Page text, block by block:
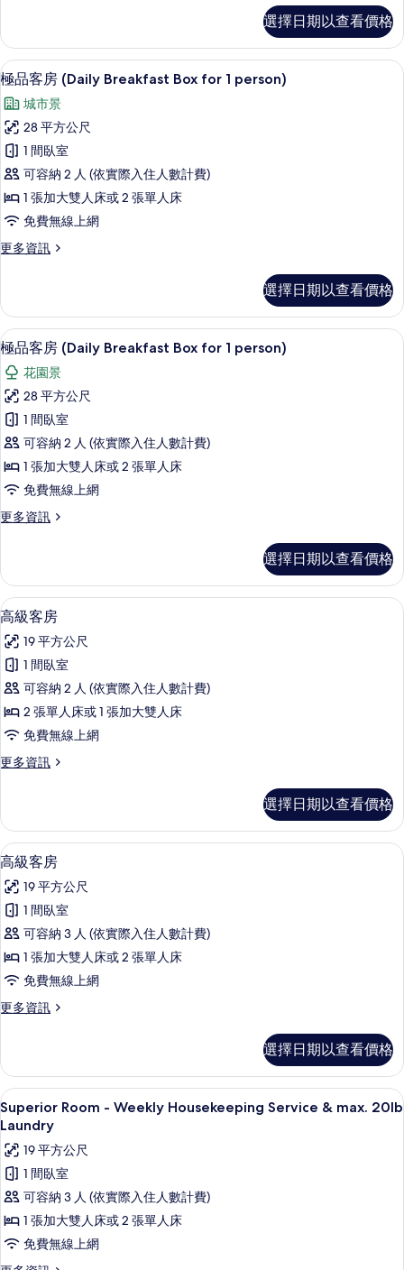
相
片
客
房
的
情
選擇日期以查看價格
顯
示
極
品
客
房
(Daily
Breakfast
Box
person)
的
所
有
相
片
低過敏寢具、羽絨被、迷你吧、客房
8
極品客房 (Daily Breakfast Box for 1 person)
城市景
28 平方公尺
1 間臥室
可容納 2 人 (依實際入住人數計費)
1 張加大雙人床或 2 張單人床
免費無線上網
更多資訊
更
客
房
(Daily
Box
for
person)
的
詳
情
選擇日期以查看價格
顯
示
極
品
客
房
(Daily
Breakfast
Box
person)
的
所
有
相
片
低過敏寢具、羽絨被、迷你吧、客房
10
極品客房 (Daily Breakfast Box for 1 person)
花園景
28 平方公尺
1 間臥室
可容納 2 人 (依實際入住人數計費)
1 張加大雙人床或 2 張單人床
免費無線上網
更多資訊
更
客
房
(Daily
Box
for
person)
的
詳
情
選擇日期以查看價格
顯
示
高
級
客
房
的
所
相
片
低過敏寢具、羽絨被、迷你吧、客房
7
高級客房
19 平方公尺
1 間臥室
可容納 2 人 (依實際入住人數計費)
2 張單人床或 1 張加大雙人床
免費無線上網
更多資訊
更
客
房
的
情
選擇日期以查看價格
顯
示
高
級
客
房
的
所
相
片
低過敏寢具、羽絨被、迷你吧、客房
7
高級客房
19 平方公尺
1 間臥室
可容納 3 人 (依實際入住人數計費)
1 張加大雙人床或 2 張單人床
免費無線上網
更多資訊
更
客
房
的
詳
選擇日期以查看價格
顯
示
Superior
Room
-
Weekly
Housekeeping
Service
低過敏寢具、羽絨被、迷你吧、客房
6
Superior Room - Weekly Housekeeping Service & max. 20lb
Laundry
19 平方公尺
1 間臥室
可容納 3 人 (依實際入住人數計費)
1 張加大雙人床或 2 張單人床
免費無線上網